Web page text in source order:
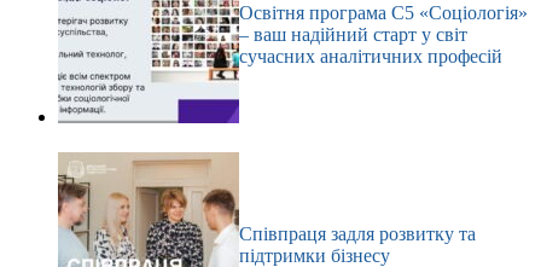
Освітня програма С5 «Соціологія»
– ваш надійний старт у світ
сучасних аналітичних професій
Співпраця задля розвитку та
підтримки бізнесу